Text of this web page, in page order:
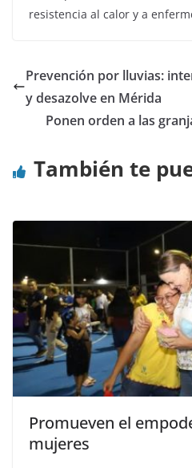
resistencia al calor y a
Prevención por lluvias:
y desazolve en Mérida
Ponen orden a las
También te
Promueven el
mujeres